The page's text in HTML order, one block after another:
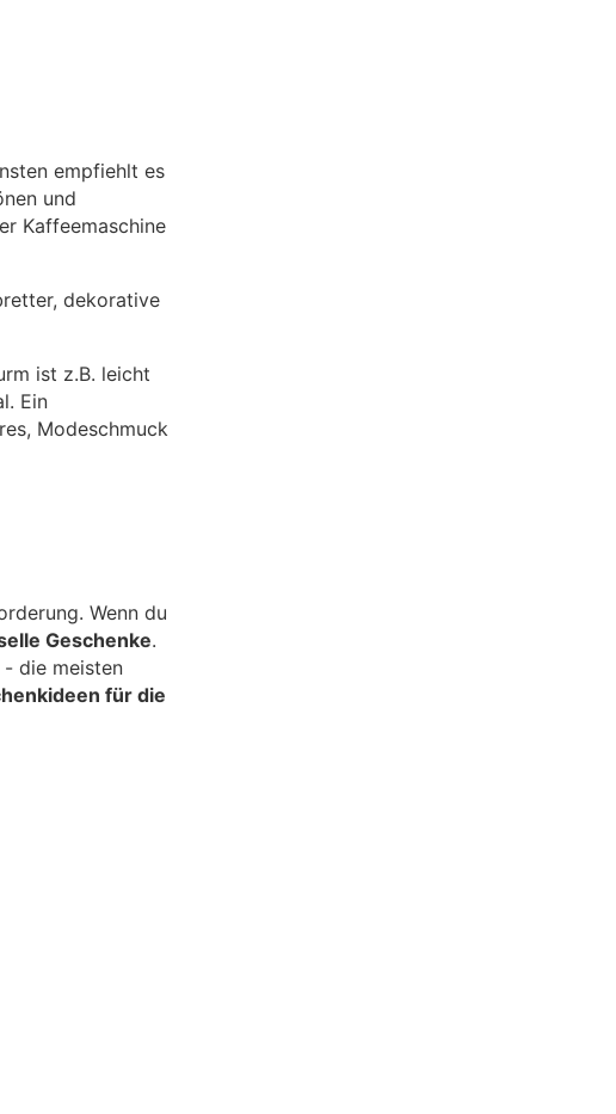
empfiehlt es
und
Kaffeemaschine
dekorative
ist z.B. leicht
Ein
Modeschmuck
Wenn du
Geschenke.
- die meisten
für die